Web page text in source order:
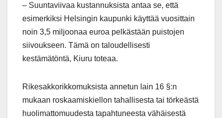
– Suuntaviivaa kustannuksista antaa se, että
esimerkiksi Helsingin kaupunki käyttää vuosittain
noin 3,5 miljoonaa euroa pelkästään puistojen
siivoukseen. Tämä on taloudellisesti
kestämätöntä, Kiuru toteaa.
Rikesakkorikkomuksista annetun lain 16 §:n
mukaan roskaamiskiellon tahallisesta tai törkeästä
huolimattomuudesta tapahtuneesta vähäisestä